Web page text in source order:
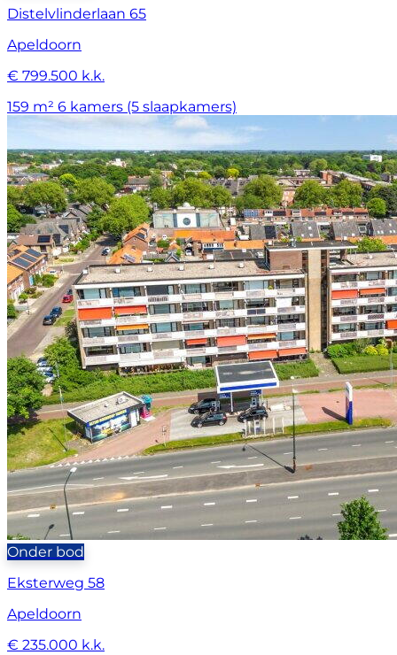
Distelvlinderlaan 65
Apeldoorn
€ 799.500 k.k.
159 m² 6 kamers (5 slaapkamers)
Onder bod
Eksterweg 58
Apeldoorn
€ 235.000 k.k.